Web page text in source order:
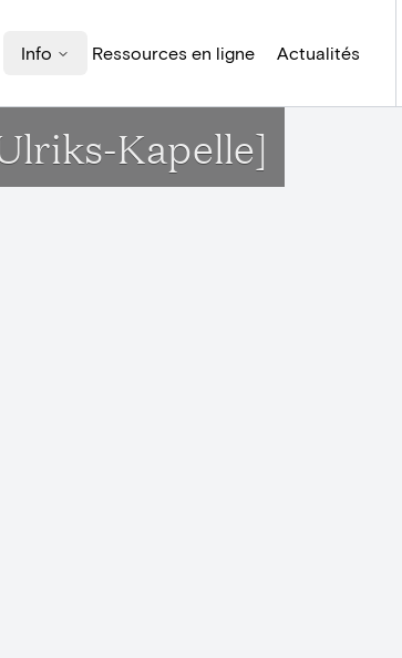
Info Ressources en ligne Actualités
Kapelle]